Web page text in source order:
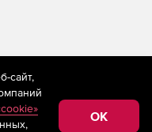
применяются
технологии
сбора,
относящихся к
сайт,
OK